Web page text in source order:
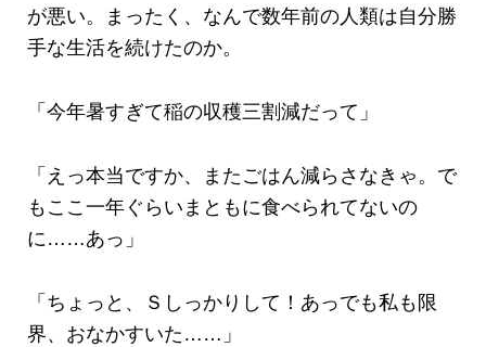
が悪い。まったく、なんで数年前の人類は自分勝
手な生活を続けたのか。
「今年暑すぎて稲の収穫三割減だって」
「えっ本当ですか、またごはん減らさなきゃ。で
もここ一年ぐらいまともに食べられてないの
に……あっ」
「ちょっと、Ｓしっかりして！あっでも私も限
界、おなかすいた……」